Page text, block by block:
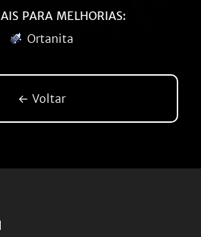
PARA MELHORIAS:
Ortanita
← Voltar